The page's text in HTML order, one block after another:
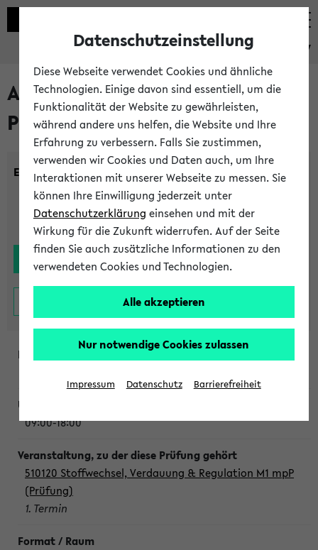
eKVV
Alle noch stattfindenden
Prüfungen
Einrichtung:
09:00-18:00
510120 Stoffwechsel, Verdauung & Regulation M1 mpP
(Prüfung)
1. Termin
Datenschutzeinstellung
Diese Webseite verwendet Cookies und ähnliche
Technologien. Einige davon sind essentiell, um die
Funktionalität der Website zu gewährleisten,
während andere uns helfen, die Website und Ihre
Erfahrung zu verbessern. Falls Sie zustimmen,
verwenden wir Cookies und Daten auch, um Ihre
Interaktionen mit unserer Webseite zu messen. Sie
können Ihre Einwilligung jederzeit unter
Datenschutzerklärung einsehen und mit der
Wirkung für die Zukunft widerrufen. Auf der Seite
finden Sie auch zusätzliche Informationen zu den
verwendeten Cookies und Technologien.
Alle akzeptieren
Nur notwendige Cookies zulassen
Impressum Datenschutz Barrierefreiheit